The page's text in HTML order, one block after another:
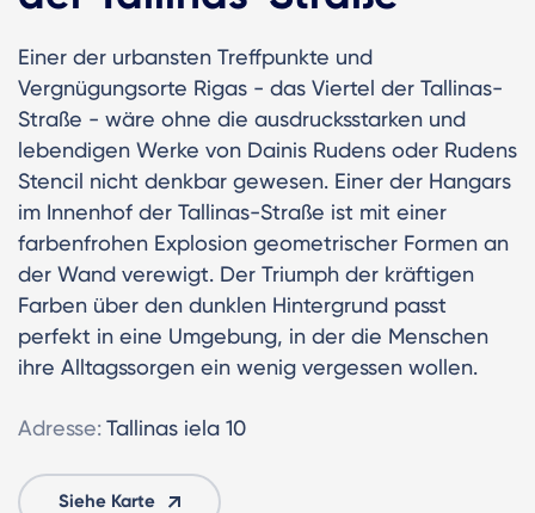
Einer der urbansten Treffpunkte und
Vergnügungsorte Rigas - das Viertel der Tallinas-
Straße - wäre ohne die ausdrucksstarken und
lebendigen Werke von Dainis Rudens oder Rudens
Stencil nicht denkbar gewesen. Einer der Hangars
im Innenhof der Tallinas-Straße ist mit einer
farbenfrohen Explosion geometrischer Formen an
der Wand verewigt. Der Triumph der kräftigen
Farben über den dunklen Hintergrund passt
perfekt in eine Umgebung, in der die Menschen
ihre Alltagssorgen ein wenig vergessen wollen.
Adresse: Tallinas iela 10
Siehe Karte